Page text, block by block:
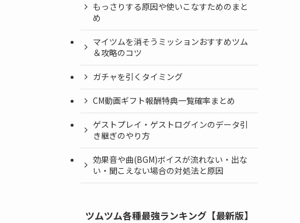
もっさりする原因や使いこなすためのまと
め
マイツムを消そうミッションおすすめツム
＆攻略のコツ
ガチャを引くタイミング
CM動画ギフト報酬特典一覧確率まとめ
ゲストプレイ・ゲストログインのデータ引
き継ぎのやり方
効果音や曲(BGM)ボイスが流れない・出な
い・聞こえない場合の対処法と原因
ツムツム各種最強ランキング【最新版】